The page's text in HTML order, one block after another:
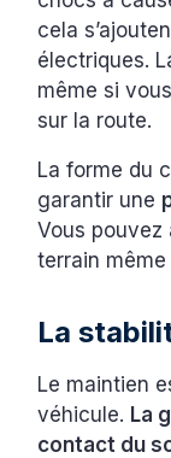
cela
électriques.
même si
sur la route.
La forme du
garantir une
Vous
terrain
La
Le maintien
véhicule. La
contact du